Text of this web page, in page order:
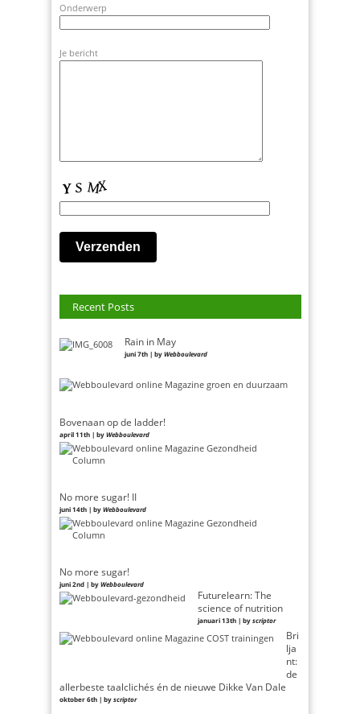
Onderwerp
Je bericht
Recent Posts
Rain in May
juni 7th | byWebboulevard
Bovenaan op de ladder!
april 11th | byWebboulevard
No more sugar! II
juni 14th | byWebboulevard
No more sugar!
juni 2nd | byWebboulevard
Futurelearn: The
science of nutrition
januari 13th | byscriptor
Bri
lja
nt:
de
allerbeste taalclichés én de nieuwe Dikke Van Dale
oktober 6th | byscriptor